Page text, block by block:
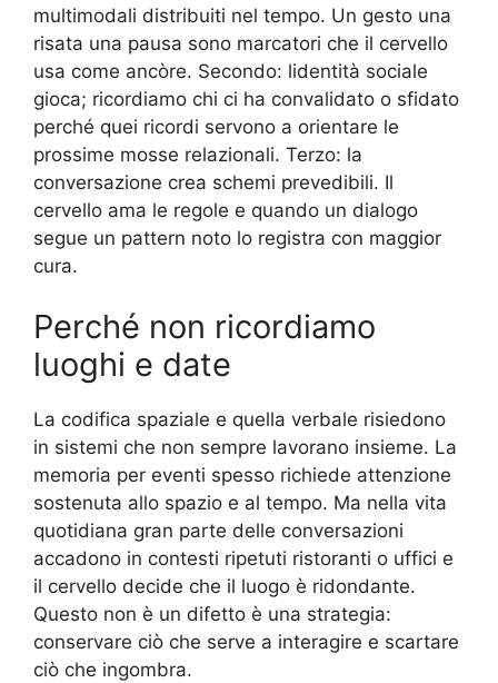
multimodali distribuiti nel tempo. Un gesto una
risata una pausa sono marcatori che il cervello
usa come ancòre. Secondo: lidentità sociale
gioca; ricordiamo chi ci ha convalidato o sfidato
perché quei ricordi servono a orientare le
prossime mosse relazionali. Terzo: la
conversazione crea schemi prevedibili. Il
cervello ama le regole e quando un dialogo
segue un pattern noto lo registra con maggior
cura.
Perché non ricordiamo
luoghi e date
La codifica spaziale e quella verbale risiedono
in sistemi che non sempre lavorano insieme. La
memoria per eventi spesso richiede attenzione
sostenuta allo spazio e al tempo. Ma nella vita
quotidiana gran parte delle conversazioni
accadono in contesti ripetuti ristoranti o uffici e
il cervello decide che il luogo è ridondante.
Questo non è un difetto è una strategia:
conservare ciò che serve a interagire e scartare
ciò che ingombra.